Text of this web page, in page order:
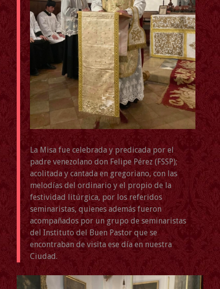
La Misa fue celebrada y predicada por el
padre venezolano don Felipe Pérez (FSSP);
acolitada y cantada en gregoriano, con las
melodías del ordinario y el propio de la
festividad litúrgica, por los referidos
seminaristas, quienes además fueron
acompañados por un grupo de seminaristas
del Instituto del Buen Pastor que se
encontraban de visita ese día en nuestra
Ciudad.